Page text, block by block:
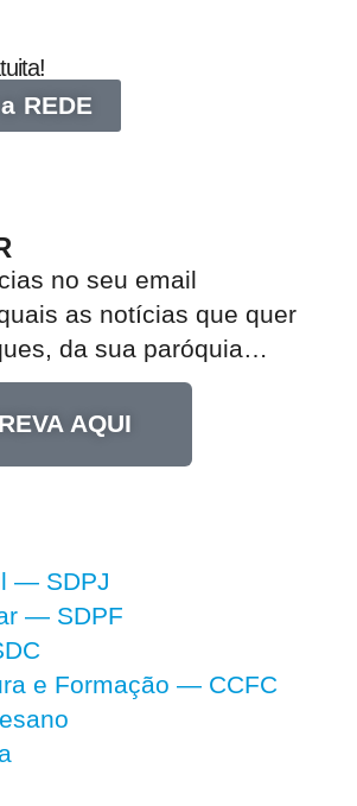
REDE
no seu email​
as notícias que quer
da sua paróquia…
AQUI
— SDPJ
— SDPF
e Formação — CCFC